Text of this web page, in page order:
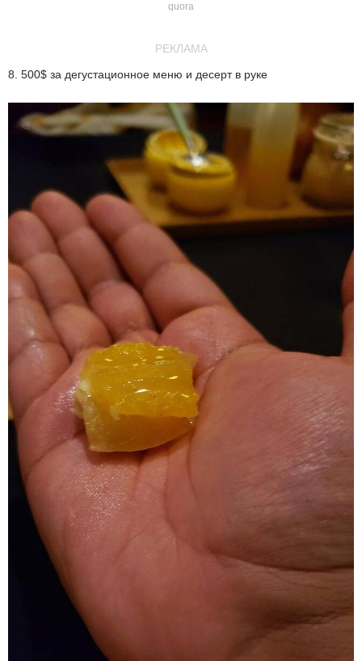
quora
РЕКЛАМА
8. 500$ за дегустационное меню и десерт в руке